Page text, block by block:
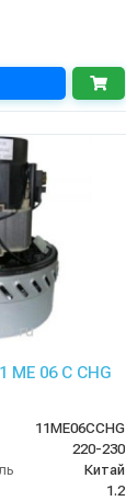
ME 06 C CHG
11ME06CCHG
220-230
Китай
1.2